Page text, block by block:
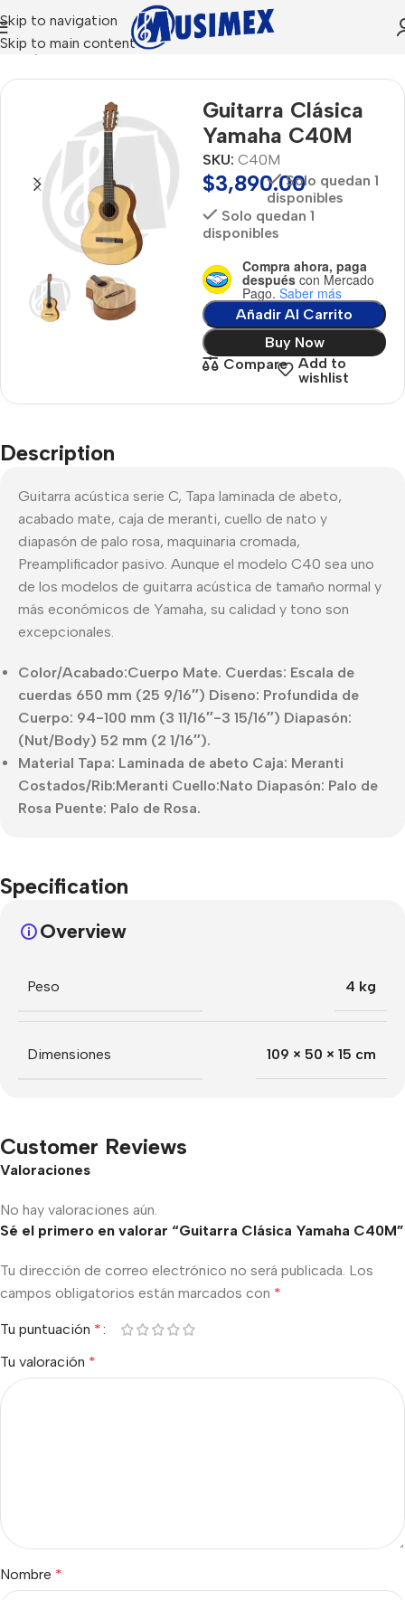
Skip to navigation
Skip to main content
Inicio Yamaha
Guitarra Clásica
Yamaha C40M
SKU: C40M
$3,890.00Solo quedan 1
disponibles
Solo quedan 1
disponibles
Compra ahora, paga
después con Mercado
Pago. Saber más
Añadir Al Carrito
Buy Now
Compare
Add to
wishlist
Description
Guitarra acústica serie C, Tapa laminada de abeto,
acabado mate, caja de meranti, cuello de nato y
diapasón de palo rosa, maquinaria cromada,
Preamplificador pasivo. Aunque el modelo C40 sea uno
de los modelos de guitarra acústica de tamaño normal y
más económicos de Yamaha, su calidad y tono son
excepcionales.
Color/Acabado:Cuerpo Mate. Cuerdas: Escala de
cuerdas 650 mm (25 9/16″) Diseno: Profundida de
Cuerpo: 94-100 mm (3 11/16″-3 15/16″) Diapasón:
(Nut/Body) 52 mm (2 1/16″).
Material Tapa: Laminada de abeto Caja: Meranti
Costados/Rib:Meranti Cuello:Nato Diapasón: Palo de
Rosa Puente: Palo de Rosa.
Specification
Overview
Peso 4 kg
Dimensiones 109 × 50 × 15 cm
Customer Reviews
Valoraciones
No hay valoraciones aún.
Sé el primero en valorar “Guitarra Clásica Yamaha C40M”
Tu dirección de correo electrónico no será publicada. Los
campos obligatorios están marcados con *
Tu puntuación *
Tu valoración *
Nombre *